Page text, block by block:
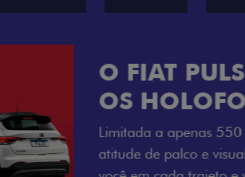
Se liga
a
rodas